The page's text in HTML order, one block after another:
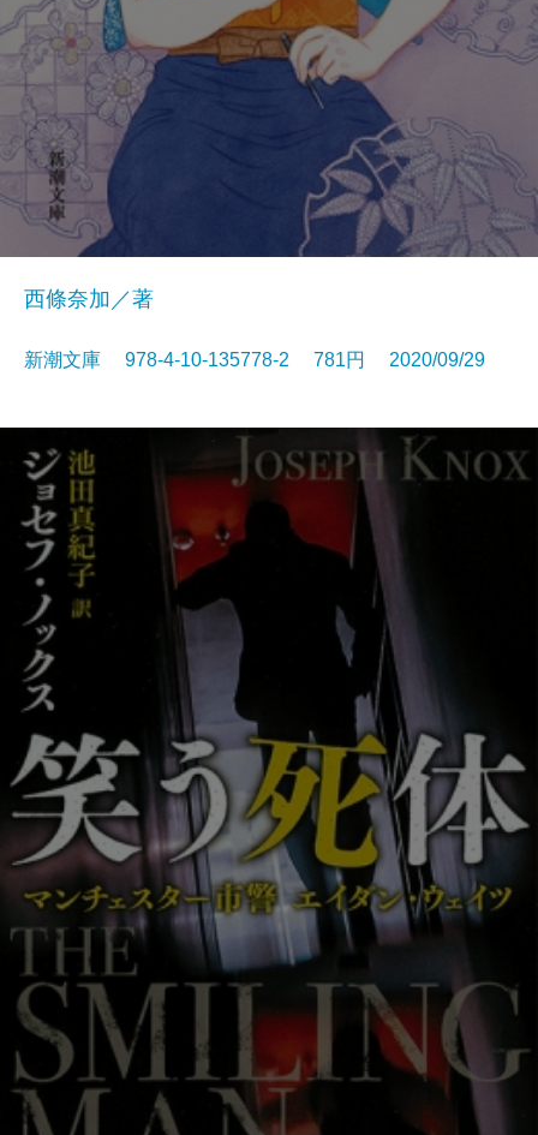
西條奈加／著
新潮文庫 978-4-10-135778-2 781円 2020/09/29